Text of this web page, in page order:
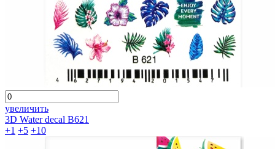
увеличить
3D Water decal B621
+1 +5 +10